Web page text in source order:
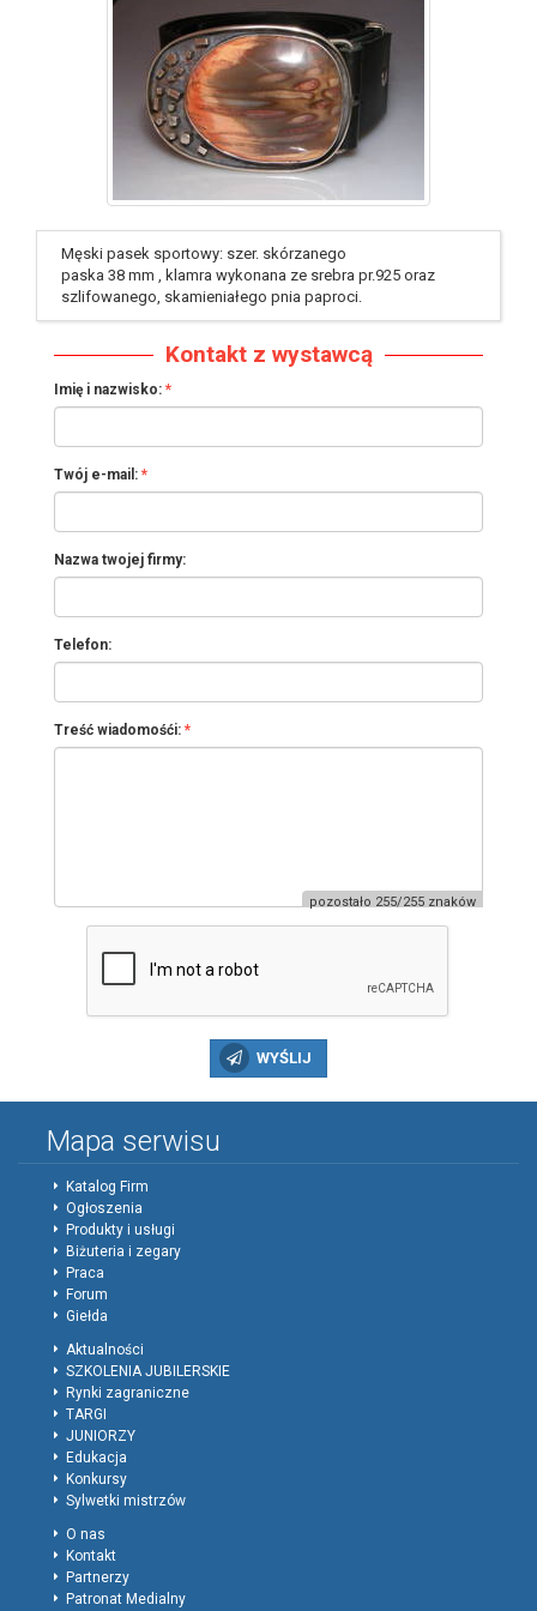
Męski pasek sportowy: szer. skórzanego
paska 38 mm , klamra wykonana ze srebra pr.925 oraz
szlifowanego, skamieniałego pnia paproci.
Kontakt z wystawcą
Imię i nazwisko:
Twój e-mail:
Nazwa twojej firmy:
Telefon:
Treść wiadomośći:
WYŚLIJ
Mapa serwisu
Katalog Firm
Ogłoszenia
Produkty i usługi
Biżuteria i zegary
Praca
Forum
Giełda
Aktualności
SZKOLENIA JUBILERSKIE
Rynki zagraniczne
TARGI
JUNIORZY
Edukacja
Konkursy
Sylwetki mistrzów
O nas
Kontakt
Partnerzy
Patronat Medialny
pozostało 255/255 znaków